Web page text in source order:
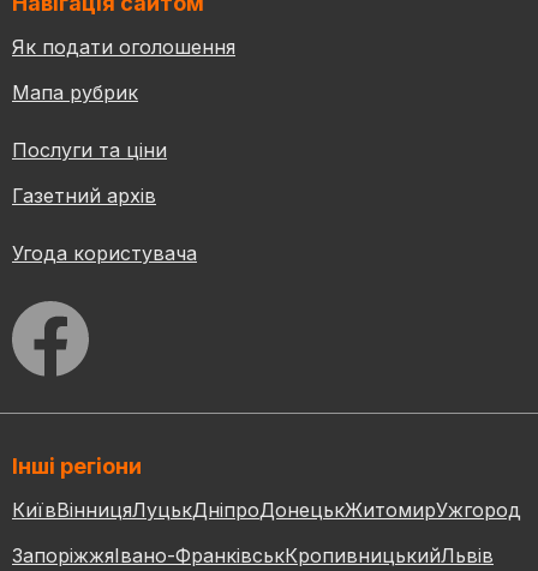
Як подати оголошення
Мапа рубрик
Послуги та ціни
Газетний архів
Угода користувача
Інші регіони
КиївВінницяЛуцькДніпроДонецькЖитомирУжгород
ЗапоріжжяІвано-ФранківськКропивницькийЛьвів